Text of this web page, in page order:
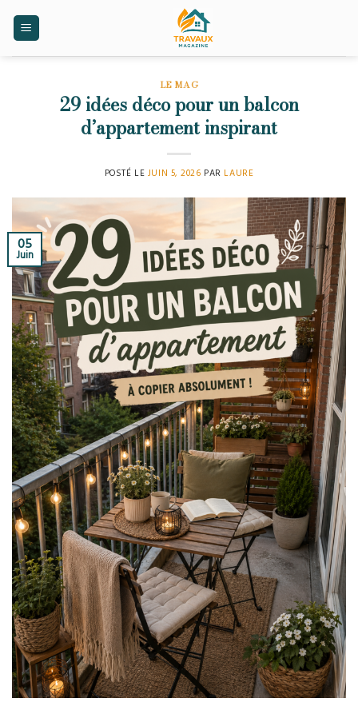
LE MAG
29 idées déco pour un balcon
d’appartement inspirant
POSTÉ LE JUIN 5, 2026 PAR LAURE
05
Juin